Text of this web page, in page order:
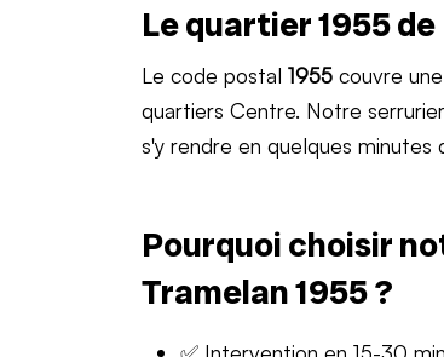
Le quartier 1955
Le code postal 1955 couvre
quartiers Centre. Notre
s'y rendre en quelques minutes
Pourquoi choisir
Tramelan 1955 ?
✅ Intervention en 15-30